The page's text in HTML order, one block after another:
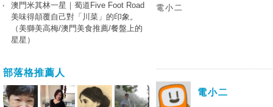
電小二
電小二
澳門米其林一星｜蜀道Five Foot Road
美味得顛覆自己對「川菜」的印象。
（美獅美高梅/澳門美食推薦/餐盤上的
星星）
部落格推薦人